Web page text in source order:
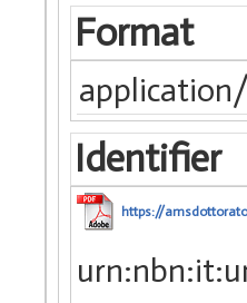
Format
Identifier
https://